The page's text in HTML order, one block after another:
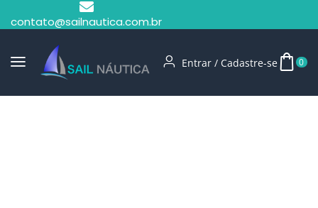
contato@sailnautica.com.br
Entrar / Cadastre-se 0